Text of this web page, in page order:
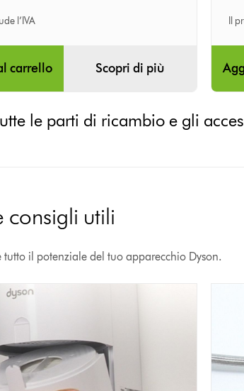
l’IVA
carrello Scopri di più
Il
le parti di ricambio e gli
consigli utili
tutto il potenziale del tuo apparecchio Dyson.